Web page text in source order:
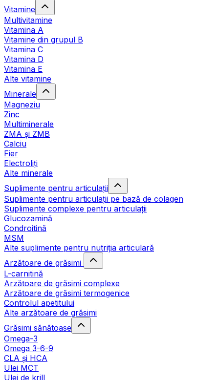
Vitamine
Multivitamine
Vitamina A
Vitamine din grupul B
Vitamina C
Vitamina D
Vitamina E
Alte vitamine
Minerale
Magneziu
Zinc
Multiminerale
ZMA și ZMB
Calciu
Fier
Electroliți
Alte minerale
Suplimente pentru articulații
Suplimente pentru articulații pe bază de colagen
Suplimente complexe pentru articulații
Glucozamină
Condroitină
MSM
Alte suplimente pentru nutriția articulară
Arzătoare de grăsimi
L-carnitină
Arzătoare de grăsimi complexe
Arzătoare de grăsimi termogenice
Controlul apetitului
Alte arzătoare de grăsimi
Grăsimi sănătoase
Omega-3
Omega 3-6-9
CLA şi HCA
Ulei MCT
Ulei de krill